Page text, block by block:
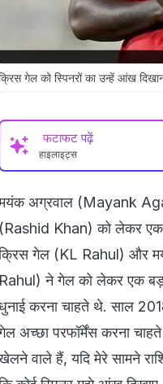
गेल को स्पिनरों का उन्हें आंख
फटाफट पढ़ें
हाइलाइट्स
अग्रवाल (Mayank
(Rashid Khan) को लेकर एक
गेल (KL Rahul) और
Rahul) ने गेल को लेकर एक
करना चाहते थे. साल
अच्छा परफॉर्मेंस करना
वाले हैं, यदि मेरे सामने